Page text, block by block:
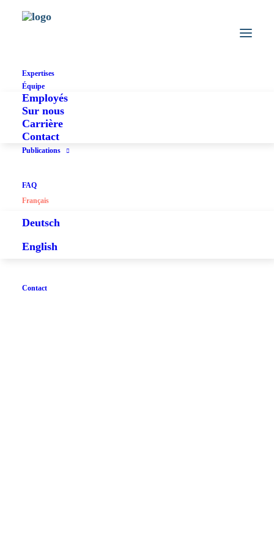
Expertises
Équipe
Employés
Sur nous
Carrière
Contact
Publications
FAQ
Français
Deutsch
English
Contact